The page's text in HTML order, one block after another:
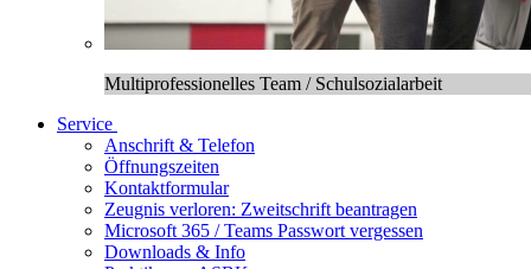
Multiprofessionelles Team / Schulsozialarbeit
Service
Anschrift & Telefon
Öffnungszeiten
Kontaktformular
Zeugnis verloren: Zweitschrift beantragen
Microsoft 365 / Teams Passwort vergessen
Downloads & Info